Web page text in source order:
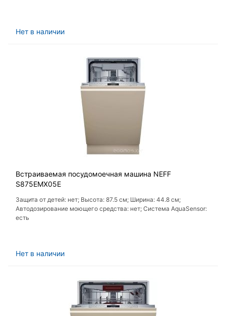
Нет в наличии
Встраиваемая посудомоечная машина NEFF
S875EMX05E
Защита от детей: нет; Высота: 87.5 см; Ширина: 44.8 см;
Автодозирование моющего средства: нет; Система AquaSensor:
есть
Нет в наличии